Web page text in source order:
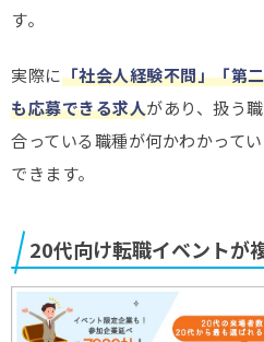
す。
実際に「社会人経験不問」「第
も応募できる求人があり、扱う
合っている職種が何かわかって
できます。
20代向け転職イベントが